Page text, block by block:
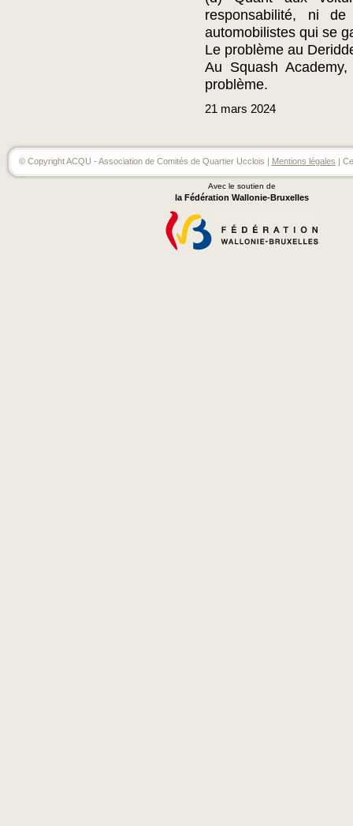
responsabilité, ni
automobilistes qui se
Le problème au
Au Squash
problème.
21 mars 2024
© Copyright ACQU - Association de Comités de Quartier Ucclois | Mentions légales |
Avec le soutien de
la Fédération Wallonie-Bruxelles